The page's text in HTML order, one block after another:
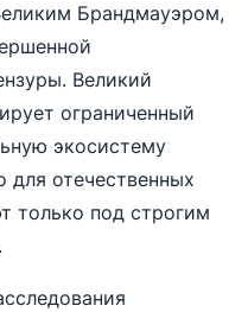
Брандмауэром,
Великий
ограниченный
экосистему
для отечественных
только под строгим